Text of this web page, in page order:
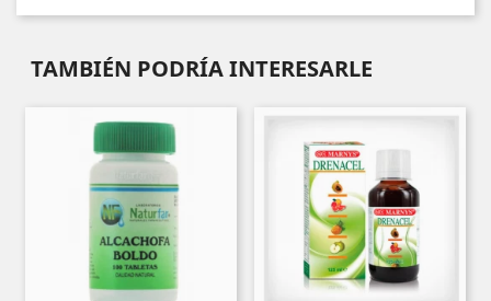
TAMBIÉN PODRÍA INTERESARLE